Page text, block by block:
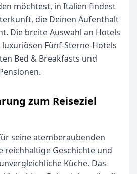
möchtest, in Italien findest
die Deinen Aufenthalt
Die breite Auswahl an Hotels
Fünf-Sterne-Hotels
Bed & Breakfasts und
zum Reiseziel
seine atemberaubenden
reichhaltige Geschichte und
Küche. Das